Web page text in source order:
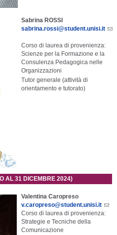
Sabrina ROSSI
sabrina.rossi@student.unisi.it
Corso di laurea di provenienza:
Scienze per la Formazione e la
Consulenza Pedagogica nelle
Organizzazioni
Tutor generale (attività di
orientamento e tutorato)
AL 31 DICEMBRE 2024)
Valentina Caropreso
v.caropreso@student.unisi.it
Corso di laurea di provenienza:
Strategie e Tecniche della
Comunicazione